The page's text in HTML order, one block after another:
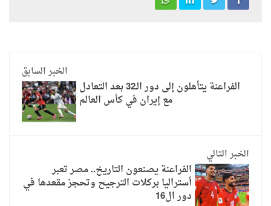
الخبر السابق
الفراعنة يتأهلون إلى دور الـ32 بعد التعادل
مع إيران في كأس العالم
الخبر التالي
الفراعنة يصنعون التاريخ.. مصر تعبر
أستراليا بركلات الترجيح وتحجز مقعدها في
دور ال16